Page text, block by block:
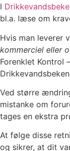
I
bl.a. læse om
Hvis man leverer
kommerciel eller
Forenklet Kontrol
Ved større
mistanke om
tages en ekstra
At følge disse
og sikrer, at dit